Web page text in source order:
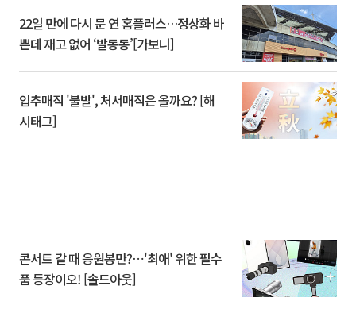
22일 만에 다시 문 연 홈플러스…정상화 바
쁜데 재고 없어 ‘발동동’[가보니]
입추매직 '불발', 처서매직은 올까요? [해
시태그]
콘서트 갈 때 응원봉만?⋯'최애' 위한 필수
품 등장이오! [솔드아웃]